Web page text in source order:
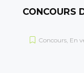
CONCOURS
Concours, En